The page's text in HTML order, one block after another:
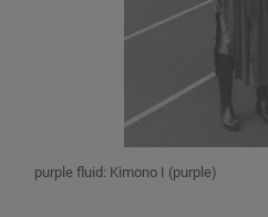
purple fluid: Kimono I (purple)